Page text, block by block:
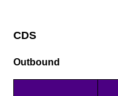
CDS
Outbound